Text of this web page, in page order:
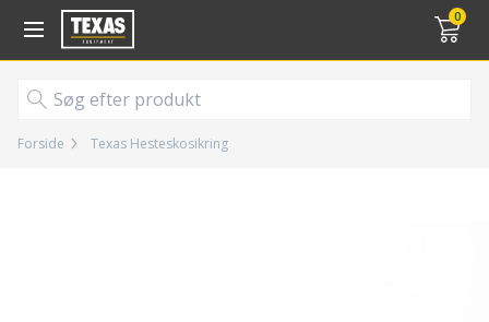
0
Gå til kurv (
Forside Texas Hesteskosikring